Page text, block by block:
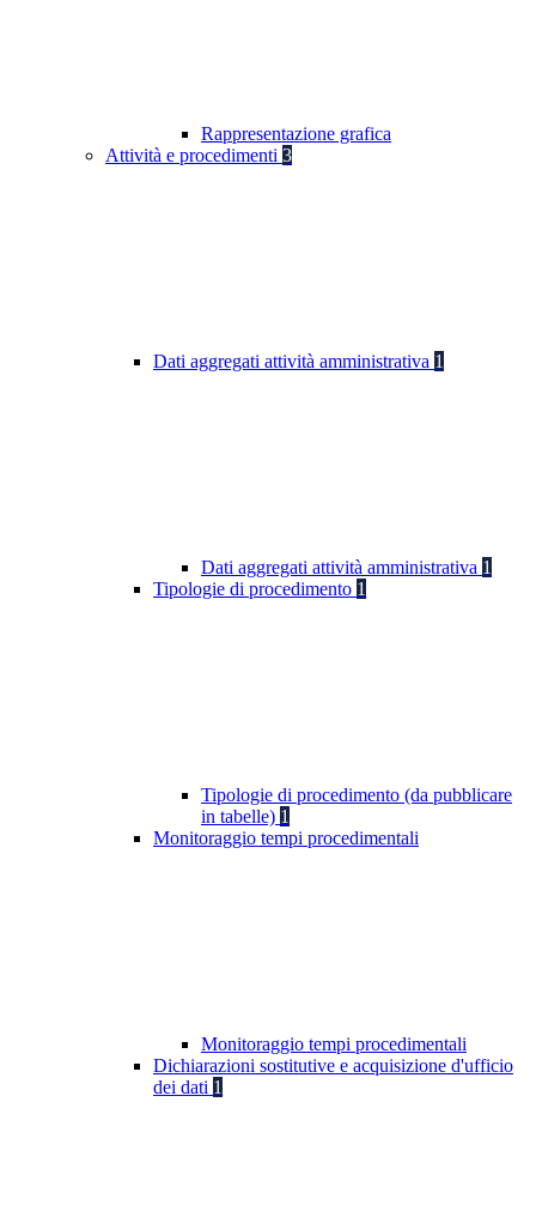
Rappresentazione grafica
Attività e procedimenti 3
Dati aggregati attività amministrativa 1
Dati aggregati attività amministrativa 1
Tipologie di procedimento 1
Tipologie di procedimento (da pubblicare
in tabelle) 1
Monitoraggio tempi procedimentali
Monitoraggio tempi procedimentali
Dichiarazioni sostitutive e acquisizione d'ufficio
dei dati 1